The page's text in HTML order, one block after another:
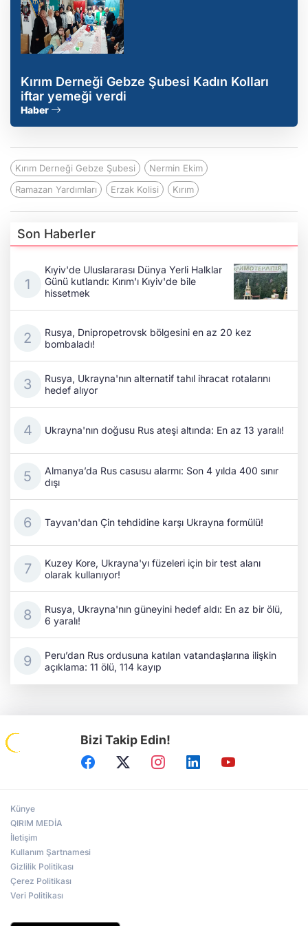
Kırım Derneği Gebze Şubesi Kadın Kolları
iftar yemeği verdi
Haber
Kırım Derneği Gebze Şubesi
Nermin Ekim
Ramazan Yardımları
Erzak Kolisi Kırım
Son Haberler
Kıyiv'de Uluslararası Dünya Yerli Halklar
Günü kutlandı: Kırım'ı Kıyiv'de bile
hissetmek
Rusya, Dnipropetrovsk bölgesini en az 20 kez
bombaladı!
Rusya, Ukrayna'nın alternatif tahıl ihracat rotalarını
hedef alıyor
Ukrayna'nın doğusu Rus ateşi altında: En az 13 yaralı!
Almanya’da Rus casusu alarmı: Son 4 yılda 400 sınır
dışı
Tayvan'dan Çin tehdidine karşı Ukrayna formülü!
Kuzey Kore, Ukrayna'yı füzeleri için bir test alanı
olarak kullanıyor!
Rusya, Ukrayna'nın güneyini hedef aldı: En az bir ölü,
6 yaralı!
Peru’dan Rus ordusuna katılan vatandaşlarına ilişkin
açıklama: 11 ölü, 114 kayıp
Bizi Takip Edin!
Künye
QIRIM MEDİA
İletişim
Kullanım Şartnamesi
Gizlilik Politikası
Çerez Politikası
Veri Politikası